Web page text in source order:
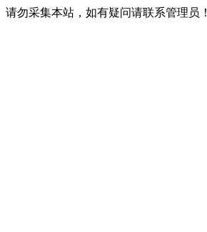
请勿采集本站，如有疑问请联系管理员！